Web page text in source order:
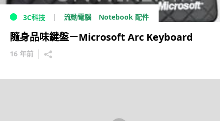
3C科技 流動電腦 Notebook 配件
隨身品味鍵盤－Microsoft Arc Keyboard
16 年前